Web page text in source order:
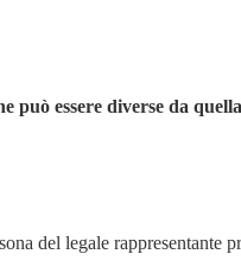
essere diverse da
del legale rappresentante